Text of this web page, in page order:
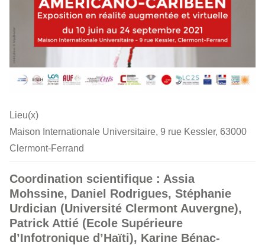
Lieu(x)
Maison Internationale Universitaire, 9 rue Kessler, 63000
Clermont-Ferrand
Coordination scientifique : Assia
Mohssine, Daniel Rodrigues, Stéphanie
Urdician (Université Clermont Auvergne),
Patrick Attié (Ecole Supérieure
d’Infotronique d’Haïti), Karine Bénac-